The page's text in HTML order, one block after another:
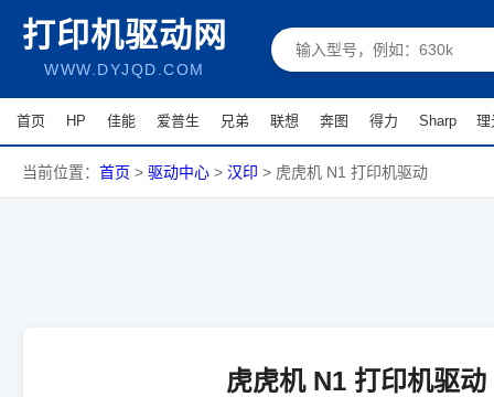
打印机驱动网
WWW.DYJQD.COM
首页 HP 佳能 爱普生 兄弟 联想 奔图 得力 Sharp 理
当前位置： 首页 > 驱动中心 > 汉印 > 虎虎机 N1 打印机驱动
虎虎机 N1 打印机驱动